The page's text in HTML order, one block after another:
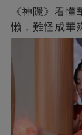
《神隱》看
懶，難怪成華